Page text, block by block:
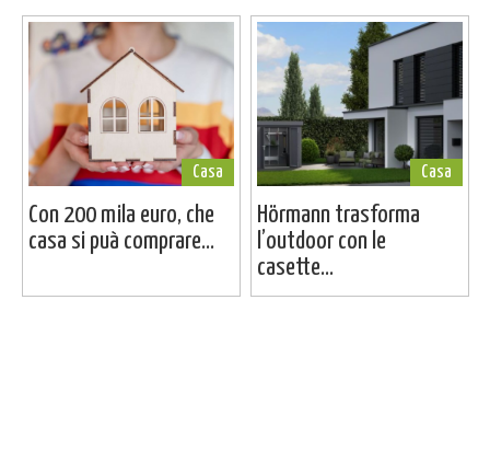
Casa
Con 200 mila euro, che
casa si puà comprare...
Casa
Hörmann trasforma
l’outdoor con le
casette...